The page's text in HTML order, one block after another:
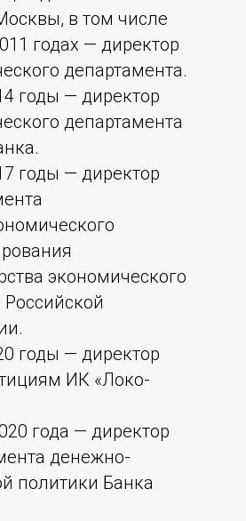
в том числе
годах — директор
департамента.
годы — директор
департамента
годы — директор
экономического
Российской
годы — директор
ИК «Локо-
года — директор
денежно-
политики Банка